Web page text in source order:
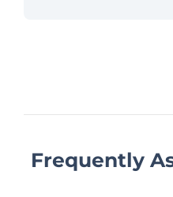
Frequently